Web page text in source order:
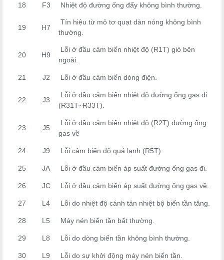
18 F3 Nhiệt độ đường ống đẩy không bình thường.
19 H7
Tín hiệu từ mô tơ quạt dàn nóng không bình
thường.
20 H9
Lỗi ở đầu cảm biến nhiệt độ (R1T) gió bên
ngoài.
21 J2 Lỗi ở đầu cảm biến dòng điện.
22 J3
Lỗi ở đầu cảm biến nhiệt độ đường ống gas đi
(R31T~R33T).
23 J5
Lỗi ở đầu cảm biến nhiệt độ (R2T) đường ống
gas về
24 J9 Lỗi cảm biến độ quá lạnh (R5T).
25 JA Lỗi ở đầu cảm biến áp suất đường ống gas đi.
26 JC Lỗi ở đầu cảm biến áp suất đường ống gas về.
27 L4 Lỗi do nhiệt độ cánh tản nhiệt bộ biến tần tăng.
28 L5 Máy nén biến tần bất thường.
29 L8 Lỗi do dòng biến tần không bình thường.
30 L9 Lỗi do sự khởi động máy nén biến tần.